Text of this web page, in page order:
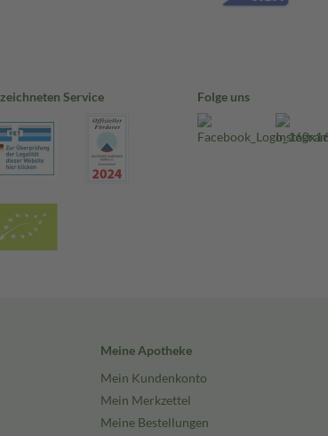
Service Folge uns
Meine Apotheke
Mein Kundenkonto
Mein Merkzettel
Meine Bestellungen